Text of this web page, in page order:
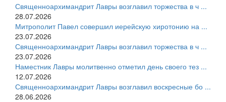
Священноархимандрит Лавры возглавил торжества в ч ...
28.07.2026
Митрополит Павел совершил иерейскую хиротонию на ...
23.07.2026
Священноархимандрит Лавры возглавил торжества в ч ...
23.07.2026
Наместник Лавры молитвенно отметил день своего тез ...
12.07.2026
Священноархимандрит Лавры возглавил воскресные бо ...
28.06.2026